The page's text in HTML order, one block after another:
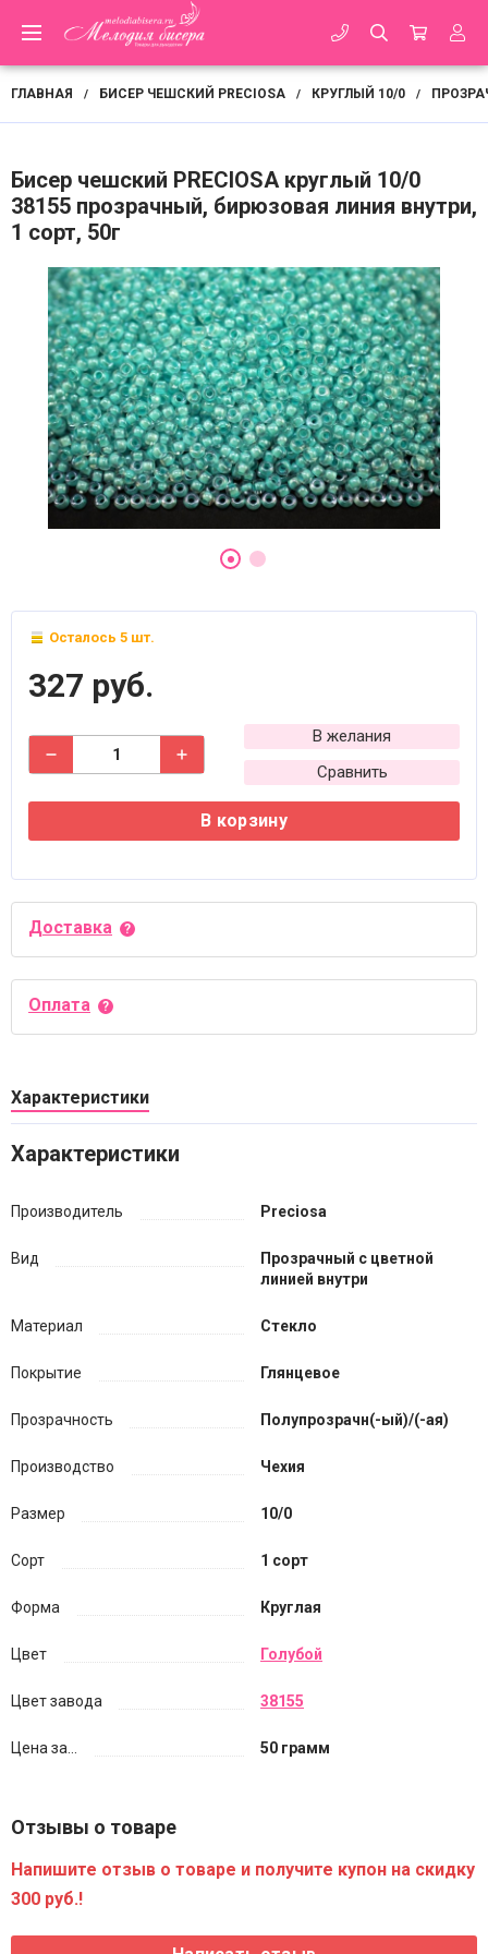
ГЛАВНАЯ / БИСЕР ЧЕШСКИЙ PRECIOSA / КРУГЛЫЙ 10/0 /
Бисер чешский PRECIOSA круглый 10/0
38155 прозрачный, бирюзовая линия внутри,
1 сорт, 50г
Осталось 5 шт.
327 руб.
В желания
Сравнить
В корзину
Доставка
Оплата
Характеристики
Характеристики
Производитель Preciosa
Вид
Прозрачный с цветной
линией внутри
Материал Стекло
Покрытие Глянцевое
Прозрачность Полупрозрачн(-ый)/(-ая)
Производство Чехия
Размер 10/0
Сорт 1 сорт
Форма Круглая
Цвет Голубой
Цвет завода 38155
Цена за... 50 грамм
Отзывы о товаре
Напишите отзыв о товаре и получите купон на скидку
300 руб.!